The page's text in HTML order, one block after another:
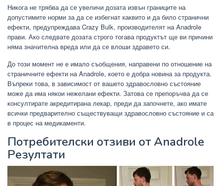
Никога не трябва да се увеличи дозата извън границите на
допустимите норми за да се избегнат каквито и да било странични
ефекти, предупреждава Crazy Bulk, производителят на Anadrole
прави. Ако следвате дозата строго тогава продуктът ще ви причини
няма значителна вреда или да се влоши здравето си.
До този момент не е имало съобщения, направени по отношение на
страничните ефекти на Anadrole, което е добра новина за продукта.
Въпреки това, в зависимост от вашето здравословно състояние
може да има някои нежелани ефекти. Затова се препоръчва да се
консултирате акредитирана лекар, преди да започнете, ако имате
всички предварително съществуващи здравословно състояние и са
в процес на медикаменти.
Потребителски отзиви от Anadrole
Резултати